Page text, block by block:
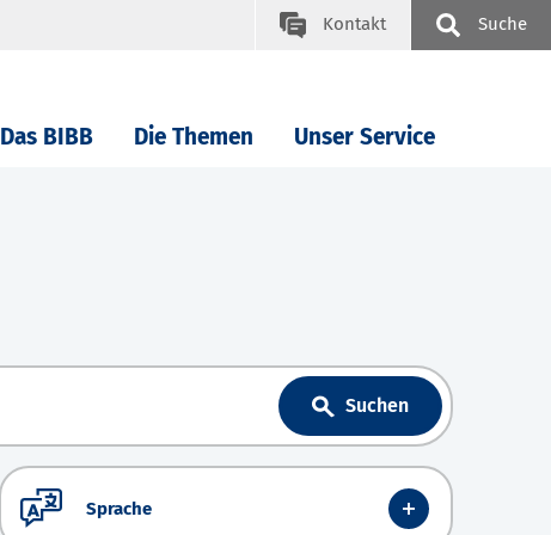
Kontakt Suche
Das BIBB Die Themen Unser Service
Suchen
Sprache